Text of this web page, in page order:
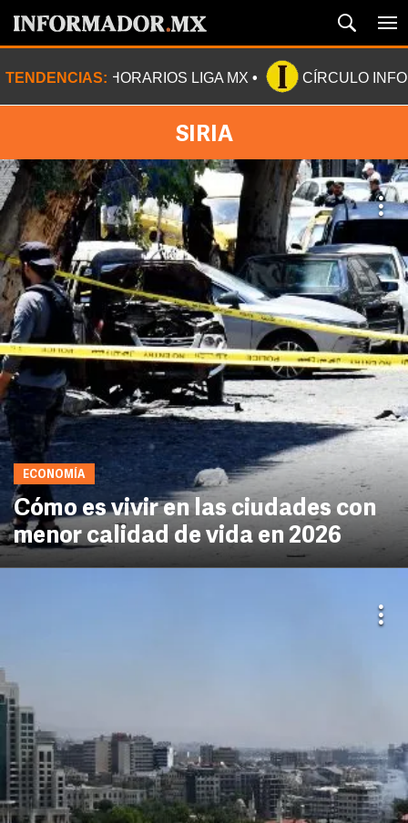
TENDENCIAS: HORARIOS LIGA MX CÍRCULO
SIRIA
ECONOMÍA
Cómo es vivir en las ciudades con
menor calidad de vida en 2026